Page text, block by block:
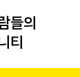
들의
티